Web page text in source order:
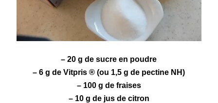
– 20 g de sucre en poudre
– 6 g deVitpris ® (ou 1,5 g de pectine NH)
– 100 g de fraises
– 10 g de jus de citron